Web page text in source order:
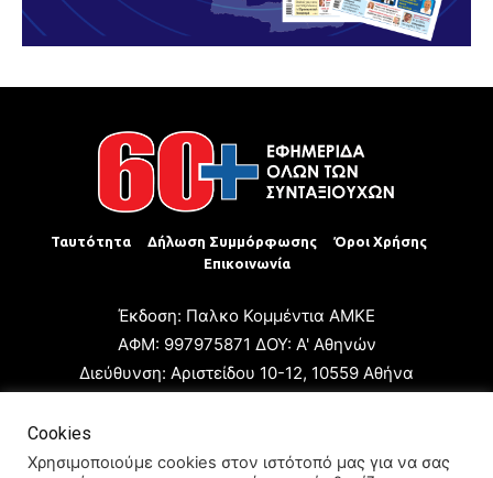
Ταυτότητα Δήλωση Συμμόρφωσης
Όροι Χρήσης
Επικοινωνία
Έκδοση: Παλκο Κομμέντια ΑΜΚΕ
ΑΦΜ: 997975871 ΔΟΥ: Α' Αθηνών
Διεύθυνση: Αριστείδου 10-12, 10559 Αθήνα
Ιδιοκτήτης: Παλκο Κομμέντια ΑΜΚΕ
Cookies
Χρησιμοποιούμε cookies στον ιστότοπό μας για να σας